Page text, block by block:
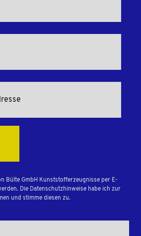
Bülte GmbH Kunststofferzeugnisse per E-
Die Datenschutzhinweise habe ich zur
und stimme diesen zu.